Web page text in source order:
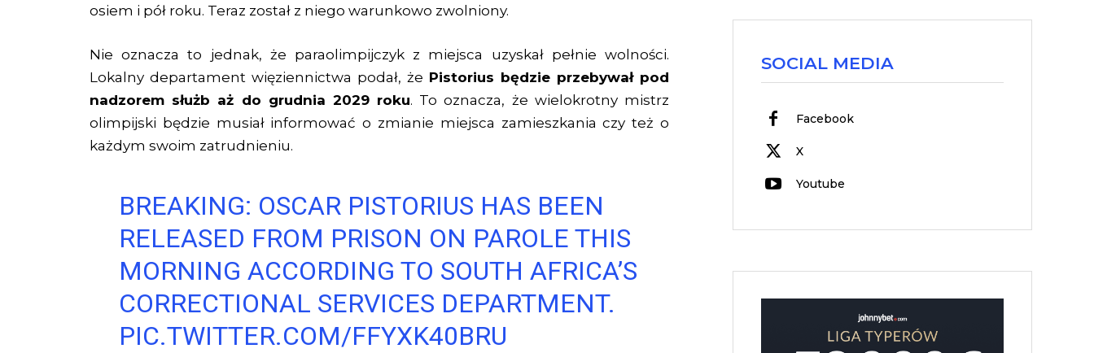
osiem i pół roku. Teraz został z niego warunkowo zwolniony.
Nie oznacza to jednak, że paraolimpijczyk z miejsca uzyskał pełnie wolności.
Lokalny departament więziennictwa podał, że Pistorius będzie przebywał pod
nadzorem służb aż do grudnia 2029 roku. To oznacza, że wielokrotny mistrz
olimpijski będzie musiał informować o zmianie miejsca zamieszkania czy też o
każdym swoim zatrudnieniu.
BREAKING: OSCAR PISTORIUS HAS BEEN
RELEASED FROM PRISON ON PAROLE THIS
MORNING ACCORDING TO SOUTH AFRICA’S
CORRECTIONAL SERVICES DEPARTMENT.
PIC.TWITTER.COM/FFYXK40BRU
SOCIAL MEDIA
Facebook
X
Youtube